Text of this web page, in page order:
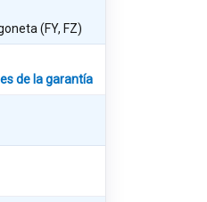
(FY, FZ)
de la garantía